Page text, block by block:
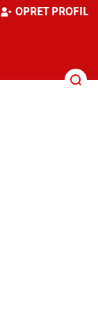
OPRET PROFIL